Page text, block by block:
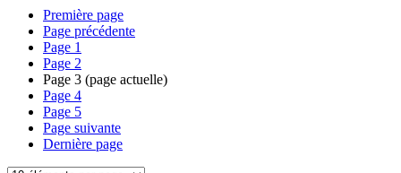
Première page
Page précédente
Page 1
Page 2
Page 3 (page actuelle)
Page 4
Page 5
Page suivante
Dernière page